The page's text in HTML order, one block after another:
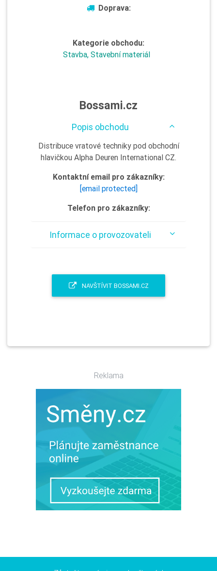
Doprava:
Kategorie obchodu:
Stavba, Stavební materiál
Bossami.cz
Popis obchodu
Distribuce vratové techniky pod obchodní
hlavičkou Alpha Deuren International CZ.
Kontaktní email pro zákazníky:
[email protected]
Telefon pro zákazníky:
Informace o provozovateli
NAVŠTÍVIT BOSSAMI.CZ
Reklama